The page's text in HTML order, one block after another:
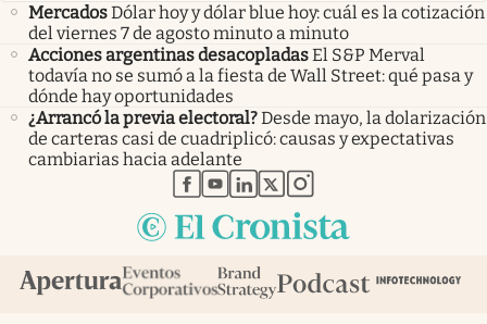
MercadosDólar hoy y dólar blue hoy: cuál es la cotización
del viernes 7 de agosto minuto a minuto
Acciones argentinas desacopladasEl S&P Merval
todavía no se sumó a la fiesta de Wall Street: qué pasa y
dónde hay oportunidades
¿Arrancó la previa electoral?Desde mayo, la dolarización
de carteras casi de cuadriplicó: causas y expectativas
cambiarias hacia adelante
abre en nueva pestaña
abre en nueva pestaña
abre en nueva pestaña
abre en nueva pestaña
abre en nueva pestaña